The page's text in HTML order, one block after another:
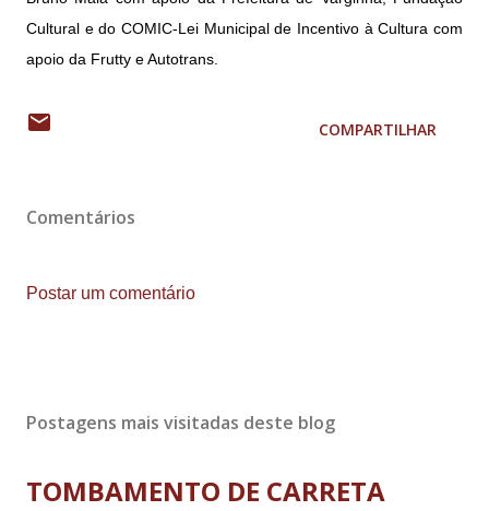
Cultural e do COMIC-Lei Municipal de Incentivo à Cultura com
apoio da Frutty e Autotrans.
COMPARTILHAR
Comentários
Postar um comentário
Postagens mais visitadas deste blog
TOMBAMENTO DE CARRETA